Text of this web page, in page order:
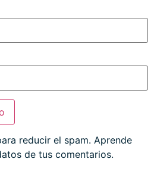
reducir el spam. Aprende
de tus comentarios.